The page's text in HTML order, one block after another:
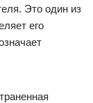
Это один из
его